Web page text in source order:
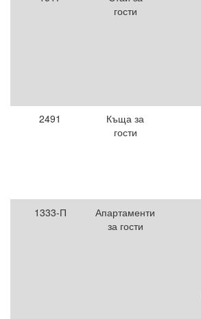
гости
2491
Къща за
гости
1333-П
Апартаменти
за гости